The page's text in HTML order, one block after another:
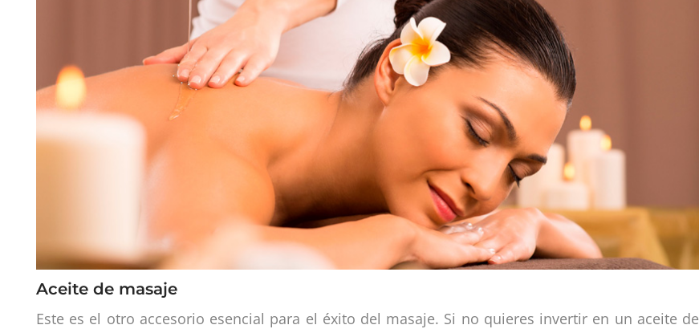
Aceite de masaje
Este es el otro accesorio esencial para el éxito del masaje. Si no quieres invertir en un aceite de